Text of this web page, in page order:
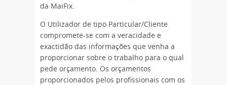
da MaiFix.
O Utilizador de tipo Particular/Cliente
compromete-se com a veracidade e
exactidão das informações que venha a
proporcionar sobre o trabalho para o qual
pede orçamento. Os orçamentos
proporcionados pelos profissionais com os